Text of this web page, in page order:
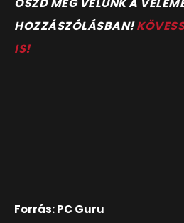
HOZZÁSZÓLÁSBAN!
IS!
Forrás: PC Guru